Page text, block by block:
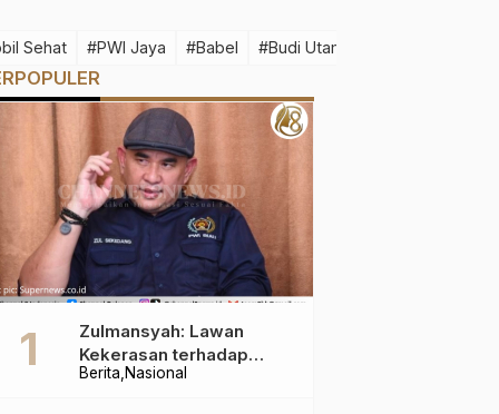
Sehat #PWI Jaya #Babel #Budi Utama
Berita Nasional
Zulmansyah: Lawan
Kekerasan terhadap
Wartawan